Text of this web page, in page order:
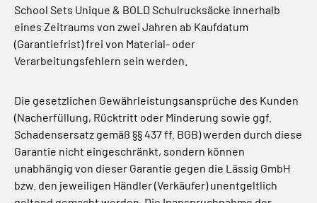
School Sets Unique & BOLD Schulrucksäcke innerhalb
eines Zeitraums von zwei Jahren ab Kaufdatum
(Garantiefrist) frei von Material- oder
Verarbeitungsfehlern sein werden.
Die gesetzlichen Gewährleistungsansprüche des Kunden
(Nacherfüllung, Rücktritt oder Minderung sowie ggf.
Schadensersatz gemäß §§ 437 ff. BGB) werden durch diese
Garantie nicht eingeschränkt, sondern können
unabhängig von dieser Garantie gegen die Lässig GmbH
bzw. den jeweiligen Händler (Verkäufer) unentgeltlich